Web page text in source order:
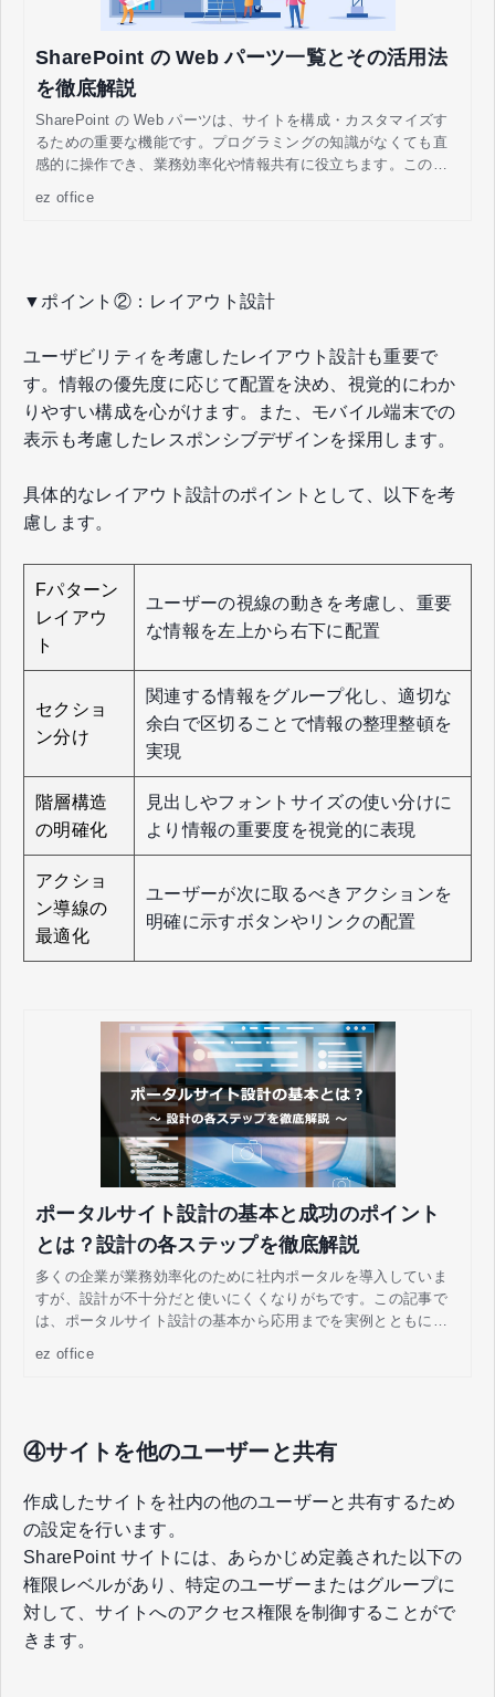
SharePoint の Web パーツ一覧とその活用法
を徹底解説
SharePoint の Web パーツは、サイトを構成・カスタマイズす
るための重要な機能です。プログラミングの知識がなくても直
感的に操作でき、業務効率化や情報共有に役立ちます。この記
ez office
▼ポイント②：レイアウト設計
ユーザビリティを考慮したレイアウト設計も重要で
す。情報の優先度に応じて配置を決め、視覚的にわか
りやすい構成を心がけます。また、モバイル端末での
表示も考慮したレスポンシブデザインを採用します。
具体的なレイアウト設計のポイントとして、以下を考
慮します。
Fパターン
レイアウ
ト
ユーザーの視線の動きを考慮し、重要
な情報を左上から右下に配置
セクショ
ン分け
関連する情報をグループ化し、適切な
余白で区切ることで情報の整理整頓を
実現
階層構造
の明確化
見出しやフォントサイズの使い分けに
より情報の重要度を視覚的に表現
アクショ
ン導線の
最適化
ユーザーが次に取るべきアクションを
明確に示すボタンやリンクの配置
ポータルサイト設計の基本と成功のポイント
とは？設計の各ステップを徹底解説
多くの企業が業務効率化のために社内ポータルを導入していま
すが、設計が不十分だと使いにくくなりがちです。この記事で
は、ポータルサイト設計の基本から応用までを実例とともに解
ez office
④サイトを他のユーザーと共有
作成したサイトを社内の他のユーザーと共有するため
の設定を行います。
SharePoint サイトには、あらかじめ定義された以下の
権限レベルがあり、特定のユーザーまたはグループに
対して、サイトへのアクセス権限を制御することがで
きます。